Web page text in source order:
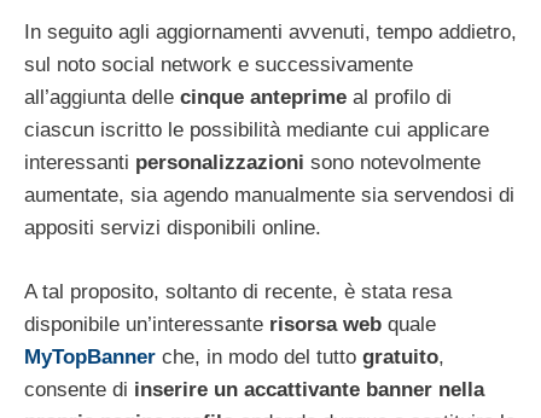
In seguito agli aggiornamenti avvenuti, tempo addietro,
sul noto social network e successivamente
all’aggiunta delle cinque anteprime al profilo di
ciascun iscritto le possibilità mediante cui applicare
interessanti personalizzazioni sono notevolmente
aumentate, sia agendo manualmente sia servendosi di
appositi servizi disponibili online.
A tal proposito, soltanto di recente, è stata resa
disponibile un’interessante risorsa web quale
MyTopBanner che, in modo del tutto gratuito,
consente di inserire un accattivante banner nella